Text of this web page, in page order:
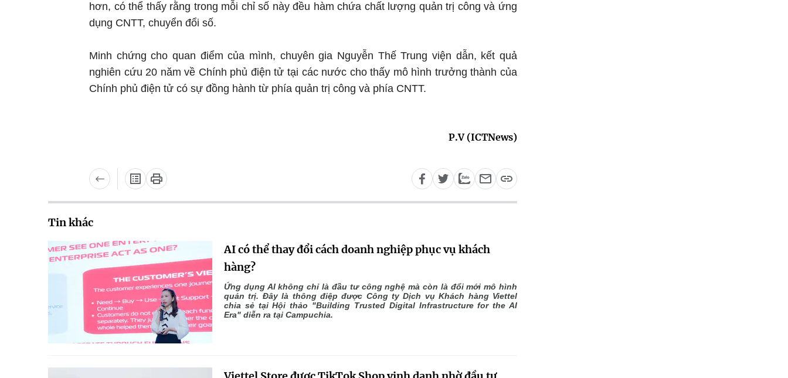
hơn, có thể thấy rằng trong mỗi chỉ số này đều hàm chứa chất lượng quản trị công và ứng
dụng CNTT, chuyển đổi số.
Minh chứng cho quan điểm của mình, chuyên gia Nguyễn Thế Trung viện dẫn, kết quả
nghiên cứu 20 năm về Chính phủ điện tử tại các nước cho thấy mô hình trưởng thành của
Chính phủ điện tử có sự đồng hành từ phía quản trị công và phía CNTT.
P.V (ICTNews)
Tin khác
AI có thể thay đổi cách doanh nghiệp phục vụ khách
hàng?
Ứng dụng AI không chỉ là đầu tư công nghệ mà còn là đổi mới mô hình
quản trị. Đây là thông điệp được Công ty Dịch vụ Khách hàng Viettel
chia sẻ tại Hội thảo "Building Trusted Digital Infrastructure for the AI
Era" diễn ra tại Campuchia.